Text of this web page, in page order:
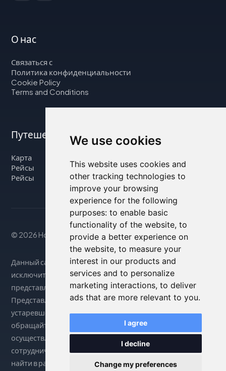
We use cookies
This website uses cookies and
other tracking technologies to
improve your browsing
experience for the following
purposes: to enable basic
functionality of the website, to
provide a better experience on
the website, to measure your
interest in our products and
services and to personalize
marketing interactions, to deliver
ads that are more relevant to you.
I agree
I decline
Change my preferences
О нас
Связаться с
Политика конфиденциальности
Cookie Policy
Terms and Conditions
Путешествуйте с нами
Карта
Рейсы
Рейсы
© 2026 Housity.net
Данный сайт предоставляет информацию
исключительно в справочных целях и никак не связан с
представленными на нем объектами размещения.
Представленная информация может быть неточной или
устаревшей, поэтому за точными сведениями
обращайтесь на официальный сайт. Бронирование
осуществляется через нашего партнера по
сотрудничеству. Более подробную информацию можно
найти в разделе «Юридическое уведомление».